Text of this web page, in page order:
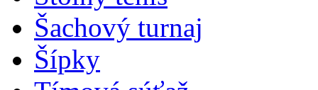
Šachový turnaj
Šípky